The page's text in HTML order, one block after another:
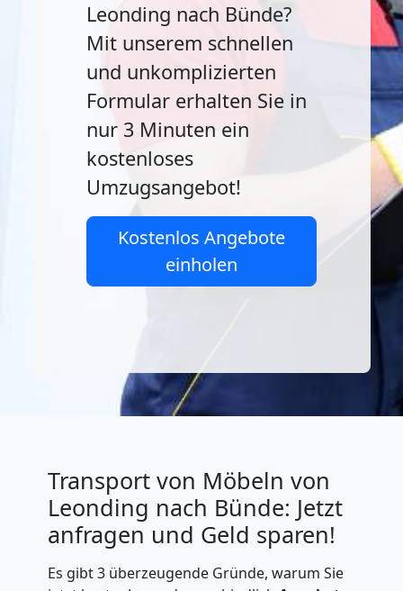
Leonding nach Bünde?
Mit unserem schnellen
und unkomplizierten
Formular erhalten Sie in
nur 3 Minuten ein
kostenloses
Umzugsangebot!
Kostenlos Angebote
einholen
Transport von Möbeln von
Leonding nach Bünde: Jetzt
anfragen und Geld sparen!
Es gibt 3 überzeugende Gründe, warum Sie